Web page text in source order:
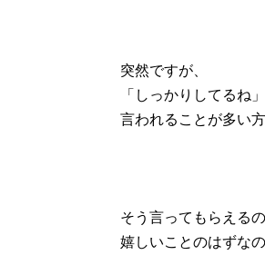
突然ですが、
「しっかりしてるね
言われることが多い
そう言ってもらえる
嬉しいことのはずなの